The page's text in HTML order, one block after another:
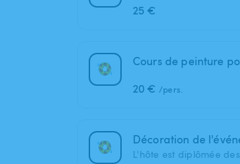
25 €
20 € /pers.
Décoration de
L'hôte est diplômée